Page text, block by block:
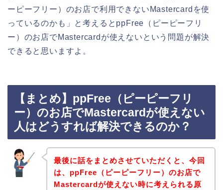
ーピーフリー）のお店で利用できないMastercardを使
っているのかも」と考えるとppFree（ピーピーフリ
ー）のお店でMastercardが使えないという問題が解決
できると思いますよ。
【まとめ】ppFree（ピーピーフリ
ー）のお店でMastercardが使えない
人はどうすれば解決できるのか？
最後に話をまとめさせていただくと、今回
は、ppFree（ピーピーフリー）のお店で
Mastercardが使えない時に考えられる原